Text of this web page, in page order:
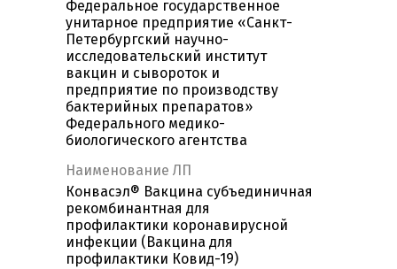
Федеральное государственное
унитарное предприятие «Санкт-
Петербургский научно-
исследовательский институт
вакцин и сывороток и
предприятие по производству
бактерийных препаратов»
Федерального медико-
биологического агентства
Наименование ЛП
Конвасэл® Вакцина субъединичная
рекомбинантная для
профилактики коронавирусной
инфекции (Вакцина для
профилактики Ковид-19)